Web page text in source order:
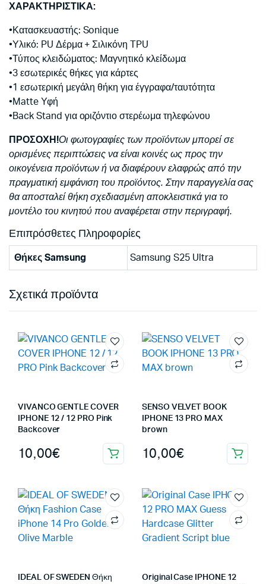
ΧΑΡΑΚΤΗΡΙΣΤΙΚΑ:
•Κατασκευαστής: Sonique
•Υλικό: PU Δέρμα + Σιλικόνη TPU
•Τύπος κλειδώματος: Μαγνητικό κλείδωμα
•3 εσωτερικές θήκες για κάρτες
•1 εσωτερική μεγάλη θήκη για έγγραφα/ταυτότητα
•Matte Υφή
•Back Stand για οριζόντιο στερέωμα τηλεφώνου
ΠΡΟΣΟΧΗ!Οι φωτογραφίες των προϊόντων μπορεί σε
ορισμένες περιπτώσεις να είναι κοινές ως προς την
οικογένεια προϊόντων ή να διαφέρουν ελαφρώς από την
πραγματική εμφάνιση του προϊόντος. Στην παραγγελία σας
θα αποσταλεί θήκη σχεδιασμένη αποκλειστικά για το
μοντέλο του κινητού που αναφέρεται στην περιγραφή.
Επιπρόσθετες Πληροφορίες
Θήκες Samsung Samsung S25 Ultra
Σχετικά προϊόντα
VIVANCO GENTLE COVER
IPHONE 12 / 12 PRO Pink
Backcover
10,00€
SENSO VELVET BOOK
IPHONE 13 PRO MAX
brown
10,00€
IDEAL OF SWEDEN Θήκη
Original Case IPHONE 12